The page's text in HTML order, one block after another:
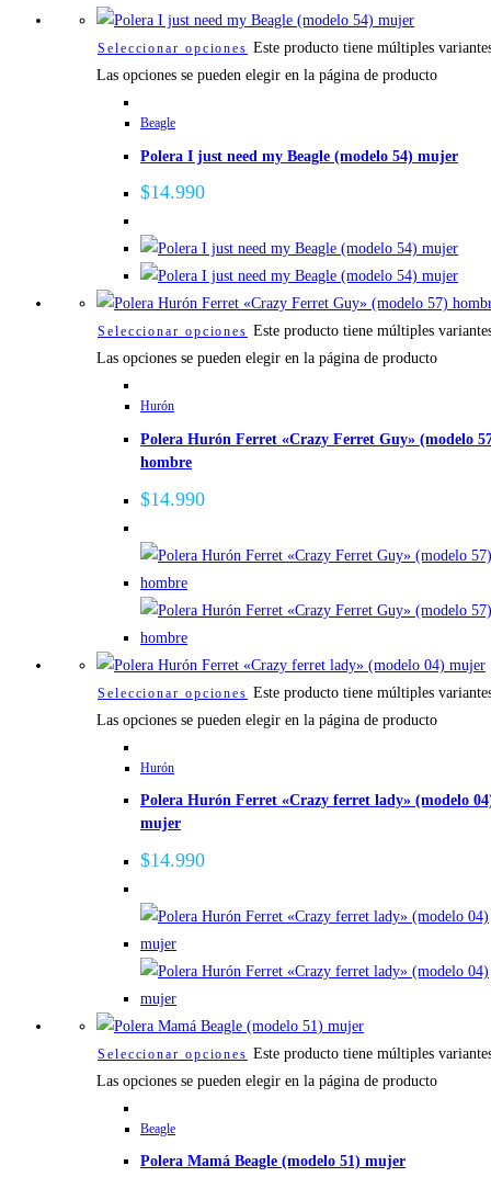
Seleccionar opciones Este producto tiene múltiples
Las opciones se pueden elegir en la página de producto
Beagle
Polera I just need my Beagle (modelo 54) mujer
$14.990
Seleccionar opciones Este producto tiene múltiples
Las opciones se pueden elegir en la página de producto
Hurón
Polera Hurón Ferret «Crazy Ferret Guy» (modelo
hombre
$14.990
Seleccionar opciones Este producto tiene múltiples
Las opciones se pueden elegir en la página de producto
Hurón
Polera Hurón Ferret «Crazy ferret lady» (modelo
mujer
$14.990
Seleccionar opciones Este producto tiene múltiples
Las opciones se pueden elegir en la página de producto
Beagle
Polera Mamá Beagle (modelo 51) mujer